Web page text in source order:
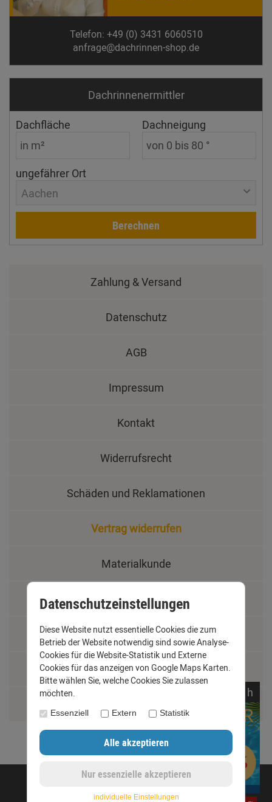
Telefon: +49 (0) 3431 6060510
anfrage@dachrinnen-shop.de
Dachrinnen­ermittler
Dachfläche Dachneigung
ungefährer Ort
Aachen
Berechnen
Zahlung & Versand
Datenschutz
AGB
Impressum
Kontakt
Widerrufsrecht
Schäden und Reklamationen
Vertrag widerrufen
Materialkunde
Fachbegriffe
Jobs
Montage und Installationshilfen
©opyright 2020 - www.dachrinnen-shop.de
h
Datenschutzeinstellungen
Diese Website nutzt essentielle Cookies die zum
Betrieb der Website notwendig sind sowie Analyse-
Cookies für die Website-Statistik und Externe
Cookies für das anzeigen von Google Maps Karten.
Bitte wählen Sie, welche Cookies Sie zulassen
möchten.
Essenziell Extern Statistik
individuelle Einstellungen